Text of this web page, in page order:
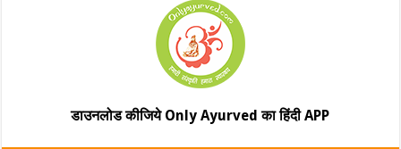
डाउनलोड कीजिये Only Ayurved का हिंदी APP